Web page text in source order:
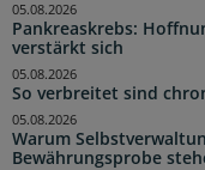
Pankreaskrebs:
verstärkt sich
05.08.2026
So verbreitet sind
05.08.2026
Warum
Bewährungsprobe
05.08.2026